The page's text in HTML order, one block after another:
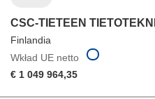
CSC-TIETEEN
Finlandia
Wkład UE netto
€ 1 049 964,35